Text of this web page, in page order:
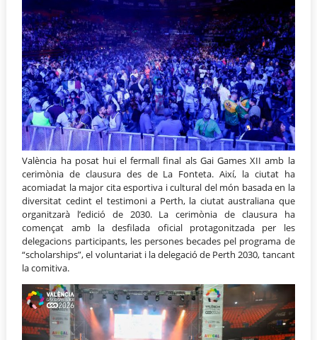
València ha posat hui el fermall final als Gai Games XII amb la
cerimònia de clausura des de La Fonteta. Així, la ciutat ha
acomiadat la major cita esportiva i cultural del món basada en la
diversitat cedint el testimoni a Perth, la ciutat australiana que
organitzarà l’edició de 2030. La cerimònia de clausura ha
començat amb la desfilada oficial protagonitzada per les
delegacions participants, les persones becades pel programa de
“scholarships”, el voluntariat i la delegació de Perth 2030, tancant
la comitiva.